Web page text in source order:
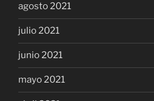
agosto 2021
julio 2021
junio 2021
mayo 2021